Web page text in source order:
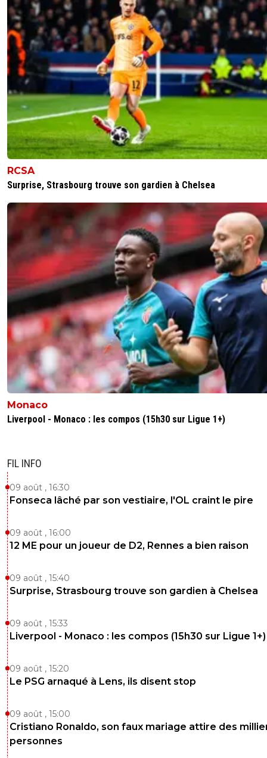
RCSA
Surprise, Strasbourg trouve son gardien à Chelsea
Monaco
Liverpool - Monaco : les compos (15h30 sur Ligue 1+)
FIL INFO
09 août , 16:30
Fonseca lâché par son vestiaire, l'OL craint le pire
09 août , 16:00
12 ME pour un joueur de D2, Rennes a bien raison
09 août , 15:40
Surprise, Strasbourg trouve son gardien à Chelsea
09 août , 15:33
Liverpool - Monaco : les compos (15h30 sur Ligue 1+)
09 août , 15:20
Le PSG arnaqué à Lens, ils disent stop
09 août , 15:00
Cristiano Ronaldo, son faux mariage attire des
personnes